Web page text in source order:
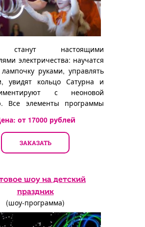
станут настоящими
электричества: научатся
руками, управлять
увидят кольцо Сатурна и
с неоновой
Все элементы программы
от 17000рублей
ЗАКАЗАТЬ
шоу на детский
праздник
(шоу-программа)